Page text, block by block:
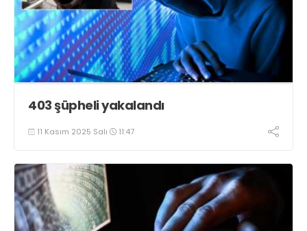
403 şüpheli yakalandı
11 Kasım 2025 Salı 11:47